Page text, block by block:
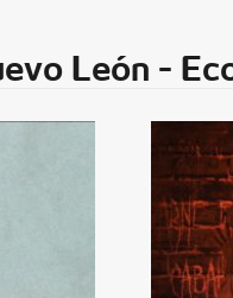
León -